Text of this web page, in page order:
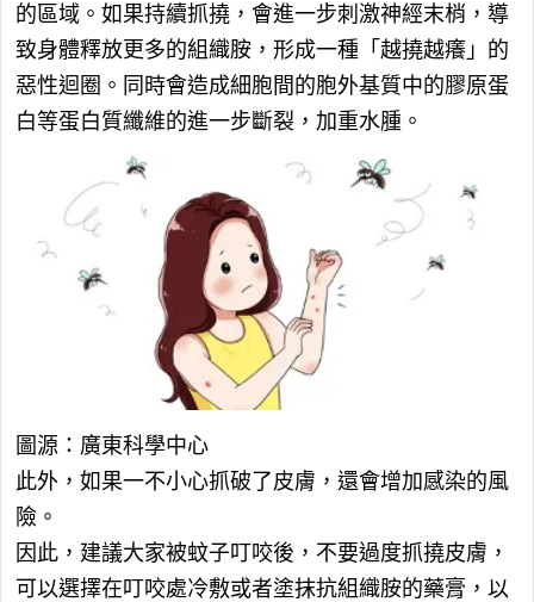
的區域。如果持續抓撓，會進一步刺激神經末梢，導
致身體釋放更多的組織胺，形成一種「越撓越癢」的
惡性迴圈。同時會造成細胞間的胞外基質中的膠原蛋
白等蛋白質纖維的進一步斷裂，加重水腫。
圖源：廣東科學中心
此外，如果一不小心抓破了皮膚，還會增加感染的風
險。
因此，建議大家被蚊子叮咬後，不要過度抓撓皮膚，
可以選擇在叮咬處冷敷或者塗抹抗組織胺的藥膏，以